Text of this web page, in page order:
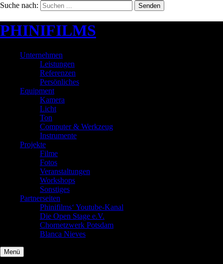
Suche nach: Senden
PHINIFILMS
Unternehmen
Leistungen
Referenzen
Persönliches
Equipment
Kamera
Licht
Ton
Computer & Werkzeug
Instrumente
Projekte
Filme
Fotos
Veranstaltungen
Workshops
Sonstiges
Partnerseiten
Phinifilms‘ Youtube-Kanal
Die Open Stage e.V.
Chornetzwerk Potsdam
Blanca Nieves
Menü